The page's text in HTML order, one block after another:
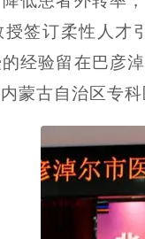
签订柔性人才
经验留在巴彦
蒙古自治区专